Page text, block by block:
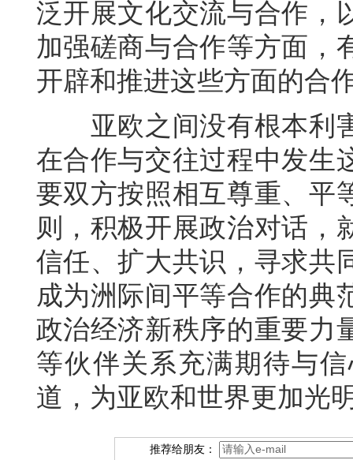
泛开展文化交流与合作，
加强磋商与合作等方面，
开辟和推进这些方面的合
亚欧之间没有根本利害
在合作与交往过程中发生
要双方按照相互尊重、平
则，积极开展政治对话，
信任、扩大共识，寻求共
成为洲际间平等合作的典
政治经济新秩序的重要力
等伙伴关系充满期待与
道，为亚欧和世界更加光
推荐给朋友：